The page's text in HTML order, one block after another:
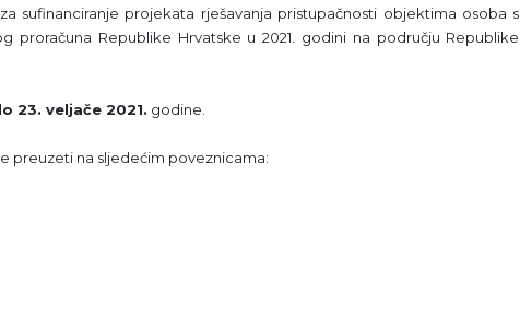
sufinanciranje projekata rješavanja pristupačnosti objektima osoba s
proračuna Republike Hrvatske u 2021. godini na području Republike
23. veljače 2021. godine.
preuzeti na sljedećim poveznicama: